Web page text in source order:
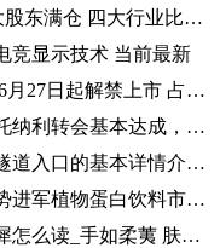
观察：A股质押“群像”：63家公司大股东满仓 四大行业比例大降
竞显示技术 当前最新
亚香股份：2303.62万股限售股将于6月27日起解禁上市 占公司总股本的28.51%
意甲媒体透露：米兰与纽卡斯尔就托纳利转会基本达成，球员已答应 环球新资讯
青岛海底隧道入口（关于青岛海底隧道入口的基本详情介绍）
第二增长曲线蓄势待发！欢乐家强势进军植物蛋白饮料市场 今日热讯
手如柔荑肤如凝脂领如蝤蛴齿如瓠犀怎么读_手如柔荑 肤如凝脂 领如蝤蛴 齿如瓠犀 螓首蛾眉 巧笑倩兮 美